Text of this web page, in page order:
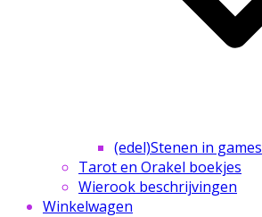
(edel)Stenen in games
Tarot en Orakel boekjes
Wierook beschrijvingen
Winkelwagen